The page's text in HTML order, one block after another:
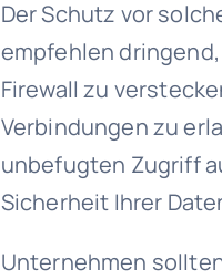
Der Schutz vor
empfehlen
Firewall zu
Verbindungen zu
unbefugten Zugriff
Sicherheit Ihrer
Unternehmen